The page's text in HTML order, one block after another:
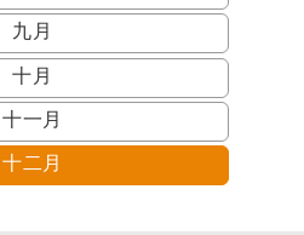
九月
十月
十一月
十二月